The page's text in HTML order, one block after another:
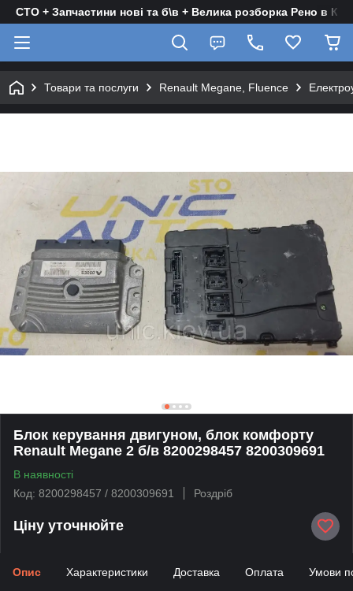
СТО + Запчастини нові та б\в + Велика розборка Рено в
Товари та послуги Renault Megane, Fluence
Блок керування двигуном, блок комфорту
Renault Megane 2 б/в 8200298457 8200309691
В наявності
Код: 8200298457 / 8200309691
Роздріб
Ціну уточнюйте
Опис Характеристики Доставка Оплата Умови